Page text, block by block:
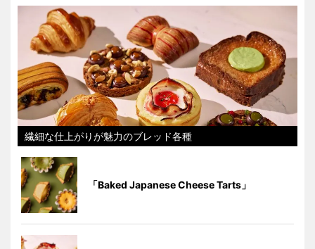
繊細な仕上がりが魅力のブレッド各種
「Baked Japanese Cheese Tarts」